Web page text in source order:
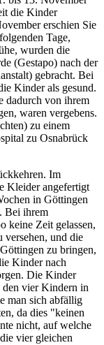
die Kinder
erschien Sie
Tage,
wurden die
(Gestapo) nach der
gebracht. Bei
Kinder als gesund.
dadurch von ihrem
waren vergebens.
zu einem
zu Osnabrück
Im
Kleider angefertigt
in Göttingen
Bei ihrem
keine Zeit gelassen,
versehen, und die
zu bringen,
Kinder nach
Die Kinder
den vier Kindern in
man sich abfällig
da dies "keinen
nicht, auf welche
vier gleichen